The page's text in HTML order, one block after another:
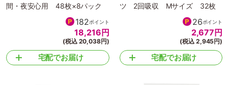
間・夜安心用 48枚×8パック
182ポイント
18,216 円
(税込 20,038円)
宅配でお届け
ツ 2回吸収 Mサイズ 32枚
26ポイント
2,677 円
(税込 2,945円)
宅配でお届け